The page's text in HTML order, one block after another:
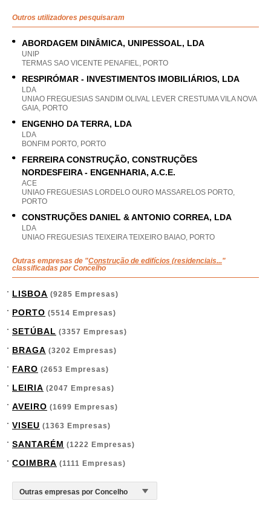
Outros utilizadores pesquisaram
ABORDAGEM DINÂMICA, UNIPESSOAL, LDA
UNIP
TERMAS SAO VICENTE PENAFIEL, PORTO
RESPIRÓMAR - INVESTIMENTOS IMOBILIÁRIOS, LDA
LDA
UNIAO FREGUESIAS SANDIM OLIVAL LEVER CRESTUMA VILA NOVA
GAIA, PORTO
ENGENHO DA TERRA, LDA
LDA
BONFIM PORTO, PORTO
FERREIRA CONSTRUÇÃO, CONSTRUÇÕES
NORDESFEIRA - ENGENHARIA, A.C.E.
ACE
UNIAO FREGUESIAS LORDELO OURO MASSARELOS PORTO,
PORTO
CONSTRUÇÕES DANIEL & ANTONIO CORREA, LDA
LDA
UNIAO FREGUESIAS TEIXEIRA TEIXEIRO BAIAO, PORTO
Outras empresas de "Construção de edifícios (residenciais..."
classificadas por Concelho
LISBOA (9285 Empresas)
PORTO (5514 Empresas)
SETÚBAL (3357 Empresas)
BRAGA (3202 Empresas)
FARO (2653 Empresas)
LEIRIA (2047 Empresas)
AVEIRO (1699 Empresas)
VISEU (1363 Empresas)
SANTARÉM (1222 Empresas)
COIMBRA (1111 Empresas)